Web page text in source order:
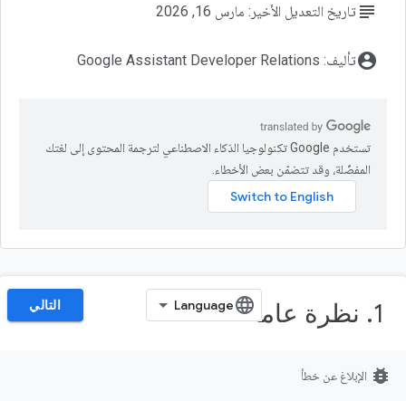
subject تاريخ التعديل الأخير: مارس 16, 2026
account_circleتأليف: Google Assistant Developer Relations
تستخدم Google تكنولوجيا الذكاء الاصطناعي لترجمة المحتوى إلى لغتك
المفضّلة، وقد تتضمّن بعض الأخطاء.
1. نظرة عامة
تتيح "إجراءات التطبيقات" للمستخدمين تشغيل ميزات معيّنة في التطبيق مباشرةً
التالي
bug_report الإبلاغ عن خطأ